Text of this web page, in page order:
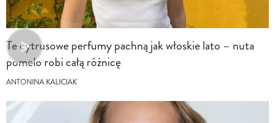
Te cytrusowe perfumy pachną jak włoskie lato – nuta
pomelo robi całą różnicę
ANTONINA KALICIAK